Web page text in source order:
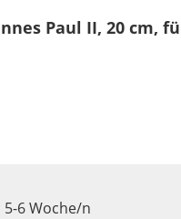
Paul II, 20 cm,
6 Woche/n